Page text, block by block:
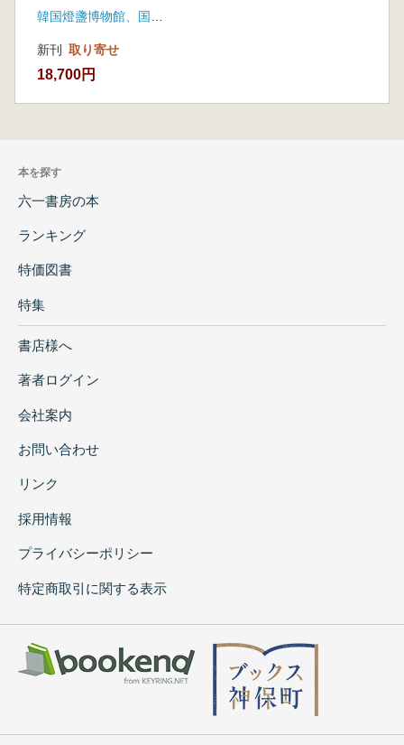
新刊 取り寄せ
18,700円
本を探す
六一書房の本
ランキング
特価図書
特集
書店様へ
著者ログイン
会社案内
お問い合わせ
リンク
採用情報
プライバシーポリシー
特定商取引に関する表示